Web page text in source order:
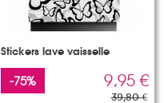
Stickers lave vaisselle
-75% 9,95 €
39,80 €